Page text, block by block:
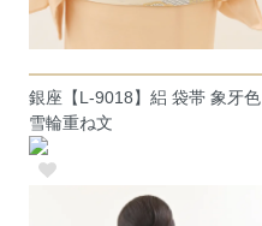
銀座【L-9018】絽 袋帯 象牙色
雪輪重ね文